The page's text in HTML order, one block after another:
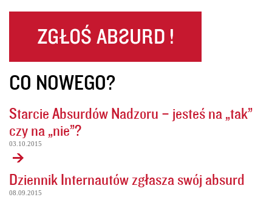
CO NOWEGO?
Starcie Absurdów Nadzoru – jesteś na „tak”
czy na „nie”?
03.10.2015
Dziennik Internautów zgłasza swój absurd
08.09.2015